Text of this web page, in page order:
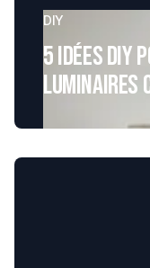
DIY
5 Idées
luminaires